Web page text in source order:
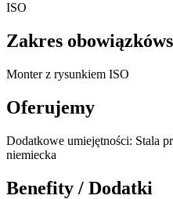
ISO
Zakres obowiązkóws
Monter z rysunkiem ISO
Oferujemy
Dodatkowe umiejętności: Stala
niemiecka
Benefity / Dodatki